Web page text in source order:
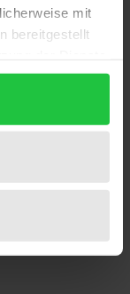
mit
bereitgestellt
Theorie in